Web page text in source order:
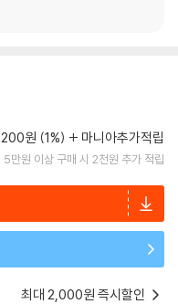
200원 (1%) 마니아추가적립
5만원 이상 구매 시 2천원 추가 적립
최대 2,000원 즉시할인